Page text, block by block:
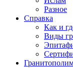
Разное
Справка
Как и
Виды